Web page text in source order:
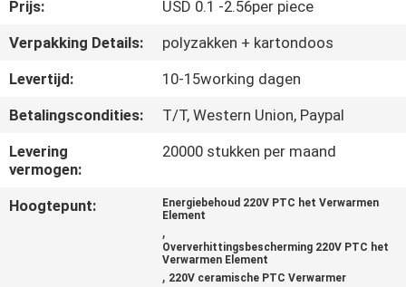
ONS
OP
OFFERTE
AANVRAGEN
Prijs:
USD 0.1 -2.56per piece
Verpakking Details:
polyzakken + kartondoos
Levertijd:
10-15working dagen
Betalingscondities:
T/T, Western Union, Paypal
Levering
vermogen:
20000 stukken per maand
Hoogtepunt:
Energiebehoud 220V PTC het Verwarmen
Element
,
Oververhittingsbescherming 220V PTC het
Verwarmen Element
, 220V ceramische PTC Verwarmer